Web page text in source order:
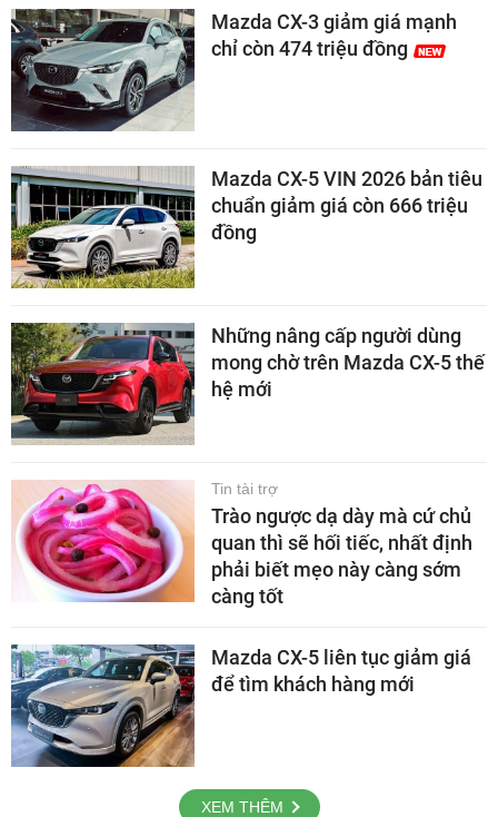
Mazda CX-3 giảm giá mạnh
chỉ còn 474 triệu đồng
Mazda CX-5 VIN 2026 bản tiêu
chuẩn giảm giá còn 666 triệu
đồng
Những nâng cấp người dùng
mong chờ trên Mazda CX-5 thế
hệ mới
Tin tài trợ
Trào ngược dạ dày mà cứ chủ
quan thì sẽ hối tiếc, nhất định
phải biết mẹo này càng sớm
càng tốt
Mazda CX-5 liên tục giảm giá
để tìm khách hàng mới
XEM THÊM